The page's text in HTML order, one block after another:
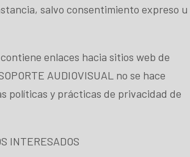
salvo consentimiento expreso u
enlaces hacia sitios web de
AUDIOVISUAL no se hace
políticas y prácticas de privacidad de
INTERESADOS